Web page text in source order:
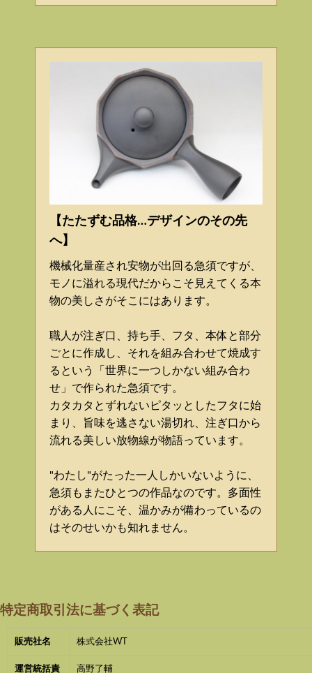
【たたずむ品格…デザインのその先
へ】
機械化量産され安物が出回る急須ですが、
モノに溢れる現代だからこそ見えてくる本
物の美しさがそこにはあります。
職人が注ぎ口、持ち手、フタ、本体と部分
ごとに作成し、それを組み合わせて焼成す
るという「世界に一つしかない組み合わ
せ」で作られた急須です。
カタカタとずれないピタッとしたフタに始
まり、旨味を逃さない湯切れ、注ぎ口から
流れる美しい放物線が物語っています。
"わたし"がたった一人しかいないように、
急須もまたひとつの作品なのです。多面性
がある人にこそ、温かみが備わっているの
はそのせいかも知れません。
特定商取引法に基づく表記
販売社名 株式会社WT
運営統括責 高野了輔